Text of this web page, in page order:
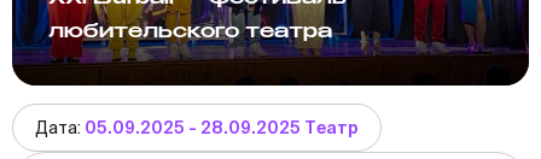
любительского театра
Дата: 05.09.2025 - 28.09.2025 Театр